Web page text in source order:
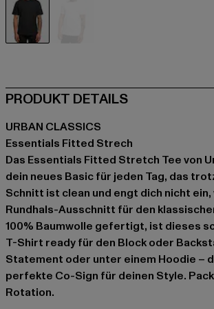
PRODUKT DETAILS
URBAN CLASSICS
Essentials Fitted Strech
Das Essentials Fitted Stretch Tee von
dein neues Basic für jeden Tag, das
Schnitt ist clean und engt dich nicht
Rundhals-Ausschnitt für den
100% Baumwolle gefertigt, ist dieses
T-Shirt ready für den Block oder
Statement oder unter einem Hoodie –
perfekte Co-Sign für deinen Style.
Rotation.